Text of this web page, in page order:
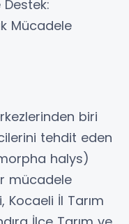
Destek:
Mücadele
biri
tehdit eden
halys)
mücadele
Kocaeli İl Tarım